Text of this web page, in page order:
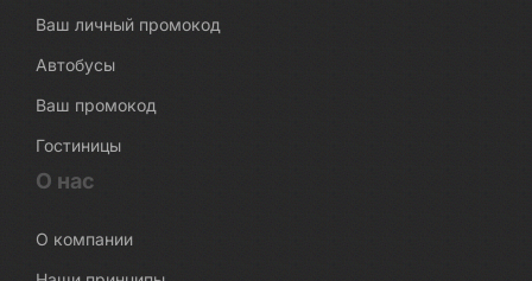
Ваш личный промокод
Автобусы
Ваш промокод
Гостиницы
О нас
О компании